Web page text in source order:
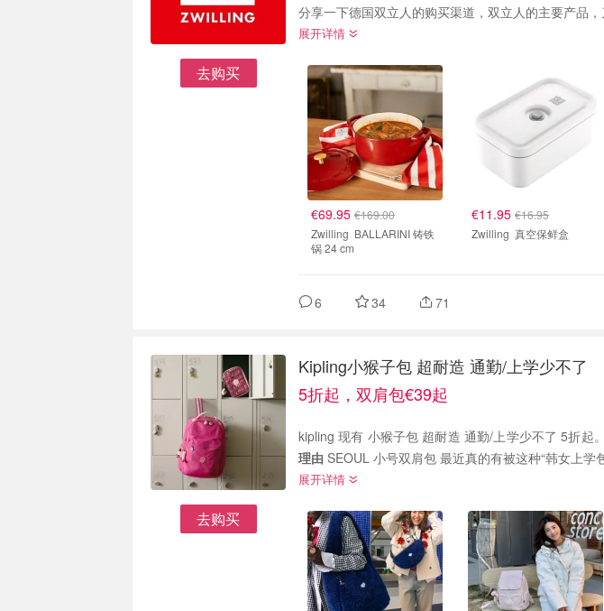
去购买
分享一下德国双立人的购买渠道，双立人的主要产品
展开详情
€69.95 €169.00
Zwilling BALLARINI 铸铁
锅 24 cm
€11.95 €16.95
Zwilling 真空保鲜盒
6 34 71
去购买
Kipling小猴子包 超耐造 通勤/上学少不了
5折起，双肩包€39起
理由
SEOUL 小号双肩包 最近真的有被这种“韩
展开详情